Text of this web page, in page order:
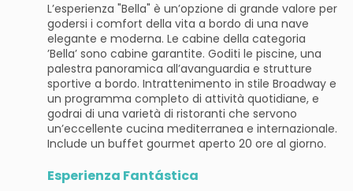
L’esperienza "Bella" è un’opzione di grande valore per
godersi i comfort della vita a bordo di una nave
elegante e moderna. Le cabine della categoria
’Bella’ sono cabine garantite. Goditi le piscine, una
palestra panoramica all’avanguardia e strutture
sportive a bordo. Intrattenimento in stile Broadway e
un programma completo di attività quotidiane, e
godrai di una varietà di ristoranti che servono
un’eccellente cucina mediterranea e internazionale.
Include un buffet gourmet aperto 20 ore al giorno.
Esperienza Fantástica